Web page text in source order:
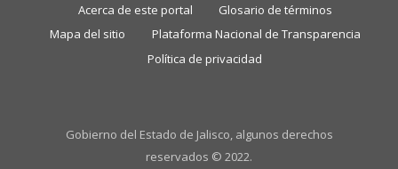
Acerca de este portal
Glosario de términos
Mapa del sitio
Plataforma Nacional de Transparencia
Política de privacidad
Gobierno del Estado de Jalisco, algunos derechos
reservados © 2022.